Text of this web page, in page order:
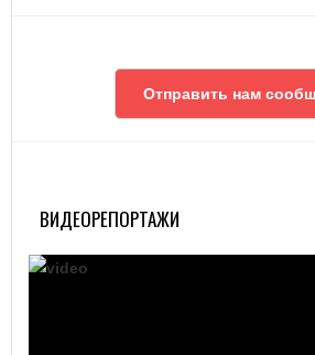
Отправить нам
ВИДЕОРЕПОРТАЖИ